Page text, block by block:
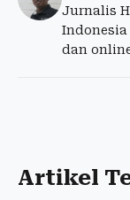
Jurnalis
dan
Artikel